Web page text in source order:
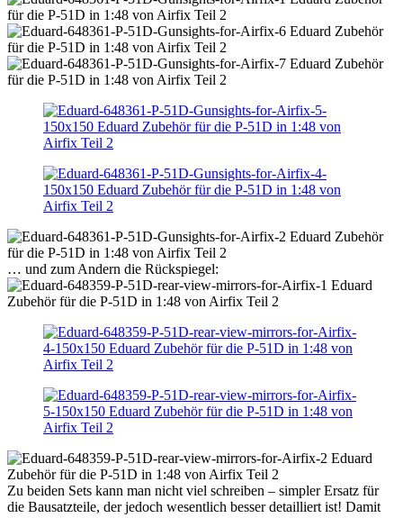
… und zum Andern die Rückspiegel:
Zu beiden Sets kann man nicht viel schreiben – simpler Ersatz für
die Bausatzteile, der jedoch wesentlich besser detailliert ist! Damit